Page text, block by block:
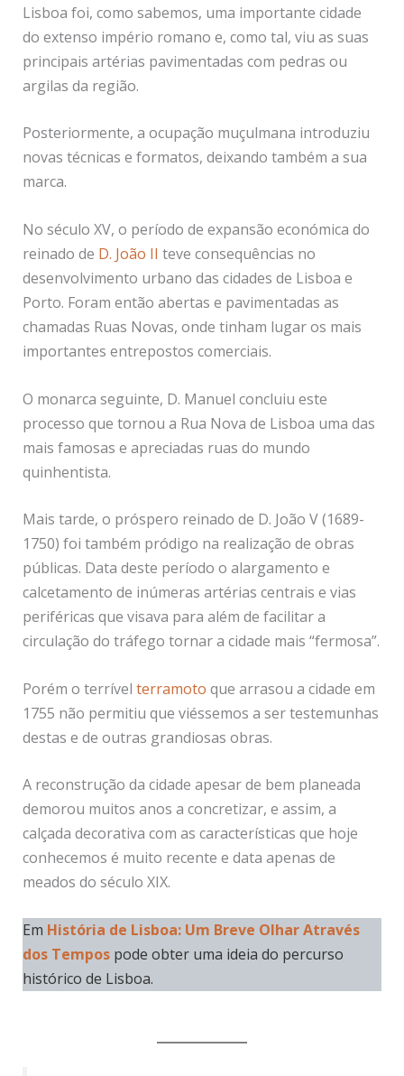
Lisboa foi, como sabemos, uma importante cidade
do extenso império romano e, como tal, viu as suas
principais artérias pavimentadas com pedras ou
argilas da região.
Posteriormente, a ocupação muçulmana introduziu
novas técnicas e formatos, deixando também a sua
marca.
No século XV, o período de expansão económica do
reinado de D. João II teve consequências no
desenvolvimento urbano das cidades de Lisboa e
Porto. Foram então abertas e pavimentadas as
chamadas Ruas Novas, onde tinham lugar os mais
importantes entrepostos comerciais.
O monarca seguinte, D. Manuel concluiu este
processo que tornou a Rua Nova de Lisboa uma das
mais famosas e apreciadas ruas do mundo
quinhentista.
Mais tarde, o próspero reinado de D. João V (1689-
1750) foi também pródigo na realização de obras
públicas. Data deste período o alargamento e
calcetamento de inúmeras artérias centrais e vias
periféricas que visava para além de facilitar a
circulação do tráfego tornar a cidade mais “fermosa”.
Porém o terrível terramoto que arrasou a cidade em
1755 não permitiu que viéssemos a ser testemunhas
destas e de outras grandiosas obras.
A reconstrução da cidade apesar de bem planeada
demorou muitos anos a concretizar, e assim, a
calçada decorativa com as características que hoje
conhecemos é muito recente e data apenas de
meados do século XIX.
Em História de Lisboa: Um Breve Olhar Através
dos Tempospode obter uma ideia do percurso
histórico de Lisboa.